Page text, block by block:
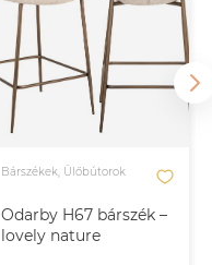
Odarby H67 bárszék –
lovely nature
Bárszékek, Ülőbútorok